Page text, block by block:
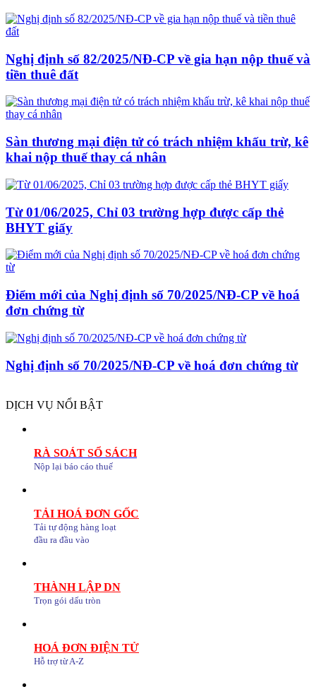
Nghị định số 82/2025/NĐ-CP về gia hạn nộp thuế và
tiền thuê đất
Sàn thương mại điện tử có trách nhiệm khấu trừ, kê
khai nộp thuế thay cá nhân
Từ 01/06/2025, Chỉ 03 trường hợp được cấp thẻ
BHYT giấy
Điểm mới của Nghị định số 70/2025/NĐ-CP về hoá
đơn chứng từ
Nghị định số 70/2025/NĐ-CP về hoá đơn chứng từ
DỊCH VỤ NỔI BẬT
RÀ SOÁT SỔ SÁCH
Nộp lại báo cáo thuế
TẢI HOÁ ĐƠN GỐC
Tải tự động hàng loạt
đầu ra đầu vào
THÀNH LẬP DN
Trọn gói dấu tròn
HOÁ ĐƠN ĐIỆN TỬ
Hỗ trợ từ A-Z